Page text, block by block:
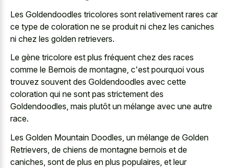
Les Goldendoodles tricolores sont relativement rares car
ce type de coloration ne se produit ni chez les caniches
ni chez les golden retrievers.
Le gène tricolore est plus fréquent chez des races
comme le Bernois de montagne, c'est pourquoi vous
trouvez souvent des Goldendoodles avec cette
coloration qui ne sont pas strictement des
Goldendoodles, mais plutôt un mélange avec une autre
race.
Les Golden Mountain Doodles, un mélange de Golden
Retrievers, de chiens de montagne bernois et de
caniches, sont de plus en plus populaires, et leur